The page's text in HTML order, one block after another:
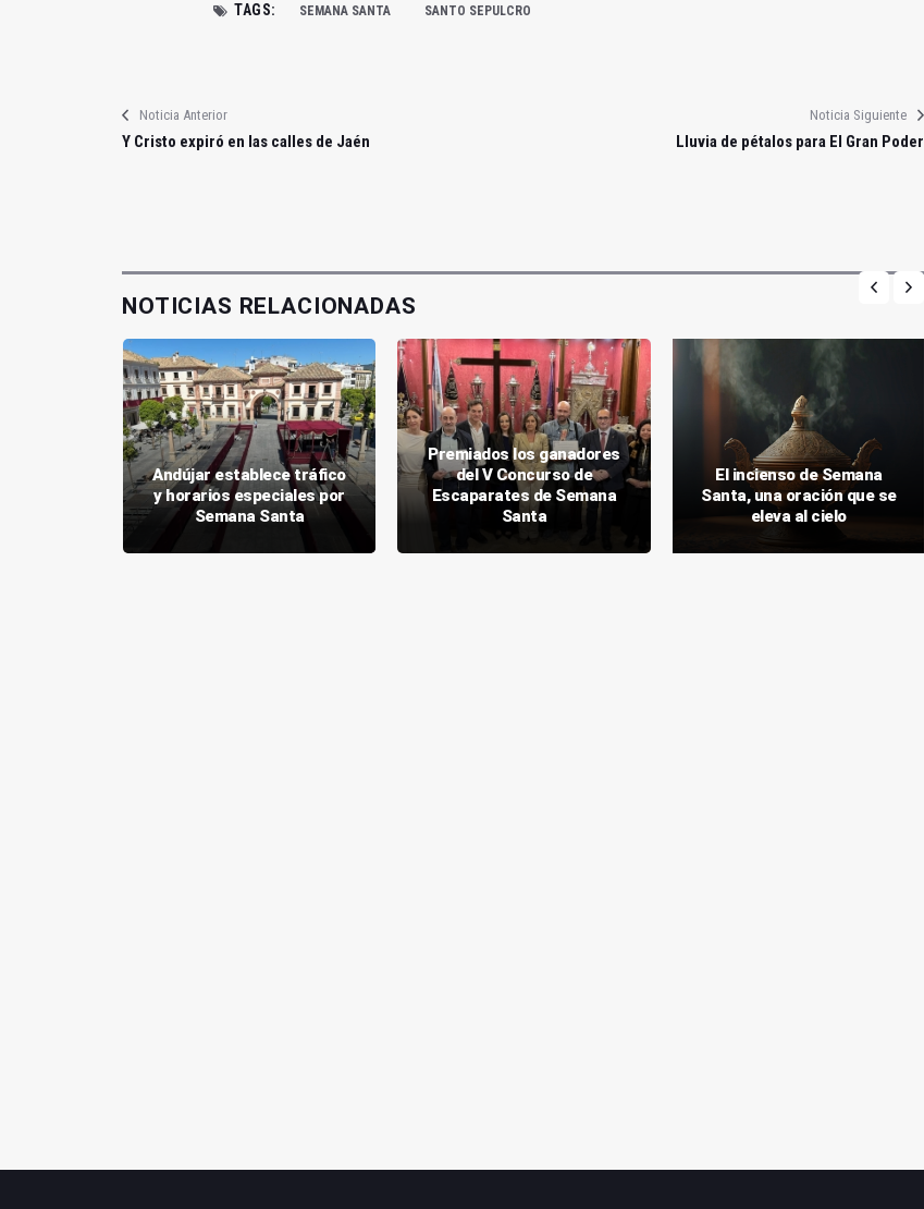
TAGS: SEMANA SANTA SANTO SEPULCRO
Noticia Anterior
Y Cristo expiró en las calles de Jaén
Noticia Siguiente
Lluvia de pétalos para El Gran Poder
NOTICIAS RELACIONADAS
Andújar establece tráfico
y horarios especiales por
Semana Santa
Premiados los ganadores
del V Concurso de
Escaparates de Semana
Santa
El incienso de Semana
Santa, una oración que se
eleva al cielo